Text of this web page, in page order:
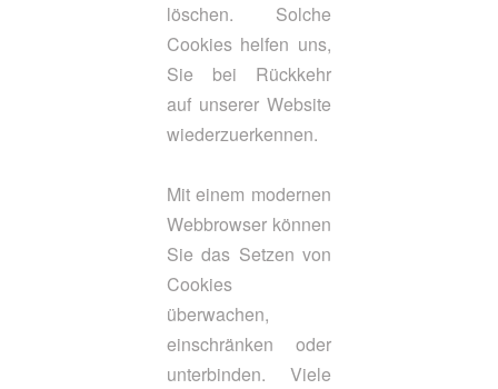
löschen. Solche
Cookies helfen uns,
Sie bei Rückkehr
auf unserer Website
wiederzuerkennen.
Mit einem modernen
Webbrowser können
Sie das Setzen von
Cookies
überwachen,
einschränken oder
unterbinden. Viele